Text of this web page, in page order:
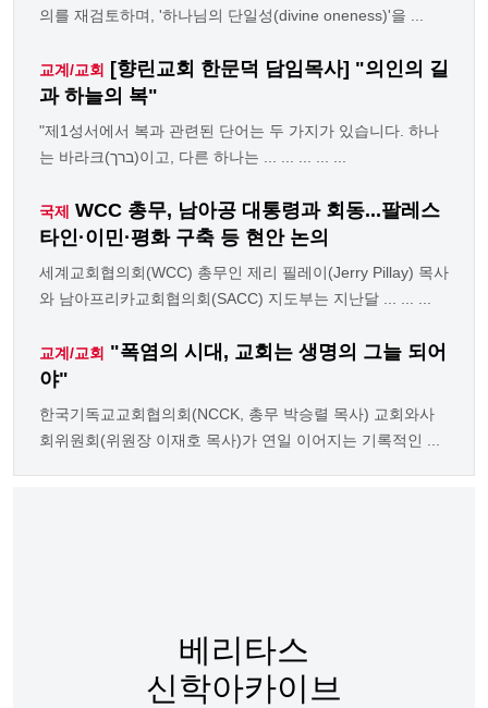
의를 재검토하며, '하나님의 단일성(divine oneness)'을 ...
교계/교회
[향린교회 한문덕 담임목사] "의인의 길
과 하늘의 복"
"제1성서에서 복과 관련된 단어는 두 가지가 있습니다. 하나
는 바라크(ברך)이고, 다른 하나는 ... ... ... ... ...
국제 WCC 총무, 남아공 대통령과 회동...팔레스
타인·이민·평화 구축 등 현안 논의
세계교회협의회(WCC) 총무인 제리 필레이(Jerry Pillay) 목사
와 남아프리카교회협의회(SACC) 지도부는 지난달 ... ... ...
교계/교회 "폭염의 시대, 교회는 생명의 그늘 되어
야"
한국기독교교회협의회(NCCK, 총무 박승렬 목사) 교회와사
회위원회(위원장 이재호 목사)가 연일 이어지는 기록적인 ...
베리타스
신학아카이브